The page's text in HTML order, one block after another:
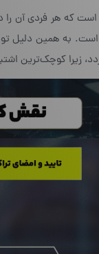
که هر فردی آن را
است. به همین دلیل
زیرا کوچک‌ترین